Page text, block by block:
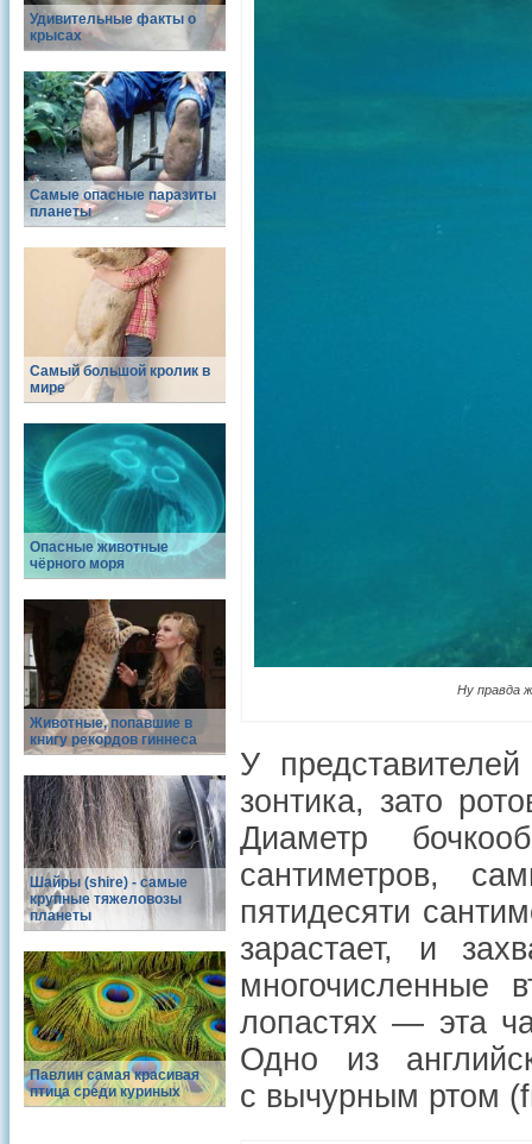
Удивительные факты о
крысах
Самые опасные паразиты
планеты
Самый большой кролик в
мире
Опасные животные
чёрного моря
Животные, попавшие в
книгу рекордов гиннеса
Шайры (shire) - самые
крупные тяжеловозы
планеты
Павлин самая красивая
птица среди куриных
Ну правда
У
зонтика, зато
Диаметр
сантиметров,
пятидесяти
зарастает, и
многочисленные
лопастях — эта
Одно из
с вычурным ртом